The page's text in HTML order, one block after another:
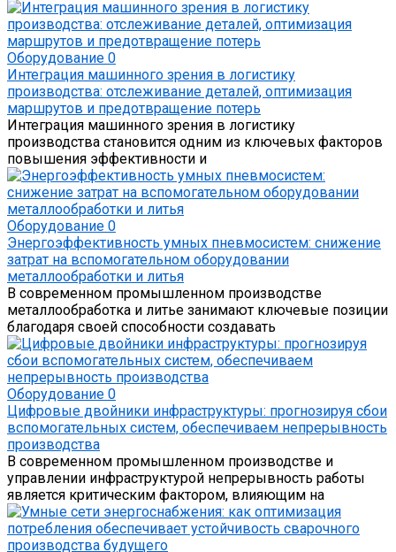
Оборудование 0
Интеграция машинного зрения в логистику
производства: отслеживание деталей, оптимизация
маршрутов и предотвращение потерь
Интеграция машинного зрения в логистику
производства становится одним из ключевых факторов
повышения эффективности и
Оборудование 0
Энергоэффективность умных пневмосистем: снижение
затрат на вспомогательном оборудовании
металлообработки и литья
В современном промышленном производстве
металлообработка и литье занимают ключевые позиции
благодаря своей способности создавать
Оборудование 0
Цифровые двойники инфраструктуры: прогнозируя сбои
вспомогательных систем, обеспечиваем непрерывность
производства
В современном промышленном производстве и
управлении инфраструктурой непрерывность работы
является критическим фактором, влияющим на